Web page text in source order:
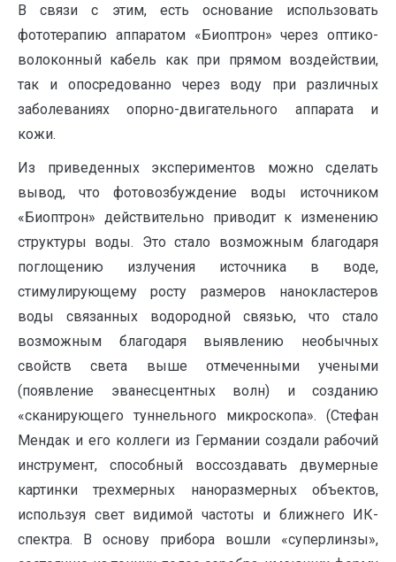
В связи с этим, есть основание использовать
фототерапию аппаратом «Биоптрон» через оптико-
волоконный кабель как при прямом воздействии,
так и опосредованно через воду при различных
заболеваниях опорно-двигательного аппарата и
кожи.
Из приведенных экспериментов можно сделать
вывод, что фотовозбуждение воды источником
«Биоптрон» действительно приводит к изменению
структуры воды. Это стало возможным благодаря
поглощению излучения источника в воде,
стимулирующему росту размеров нанокластеров
воды связанных водородной связью, что стало
возможным благодаря выявлению необычных
свойств света выше отмеченными учеными
(появление эванесцентных волн) и созданию
«сканирующего туннельного микроскопа». (Стефан
Мендак и его коллеги из Германии создали рабочий
инструмент, способный воссоздавать двумерные
картинки трехмерных наноразмерных объектов,
используя свет видимой частоты и ближнего ИК-
спектра. В основу прибора вошли «суперлинзы»,